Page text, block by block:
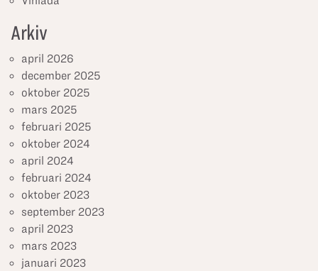
Arkiv
april 2026
december 2025
oktober 2025
mars 2025
februari 2025
oktober 2024
april 2024
februari 2024
oktober 2023
september 2023
april 2023
mars 2023
januari 2023